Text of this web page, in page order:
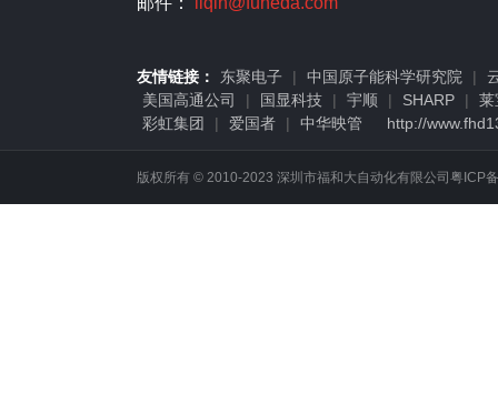
友情链接： 东聚电子 | 中国原子能科学研究院 |
美国高通公司
| 国显科技 | 宇顺 | SHARP |
莱
彩虹集团
| 爱国者 | 中华映管 http://
版权所有 © 2010-2023 深圳市福和大自动化有限公司 粤ICP